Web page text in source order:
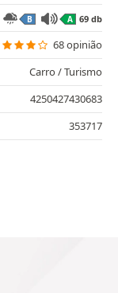
B A 69 db
68 opinião
Carro / Turismo
4250427430683
353717